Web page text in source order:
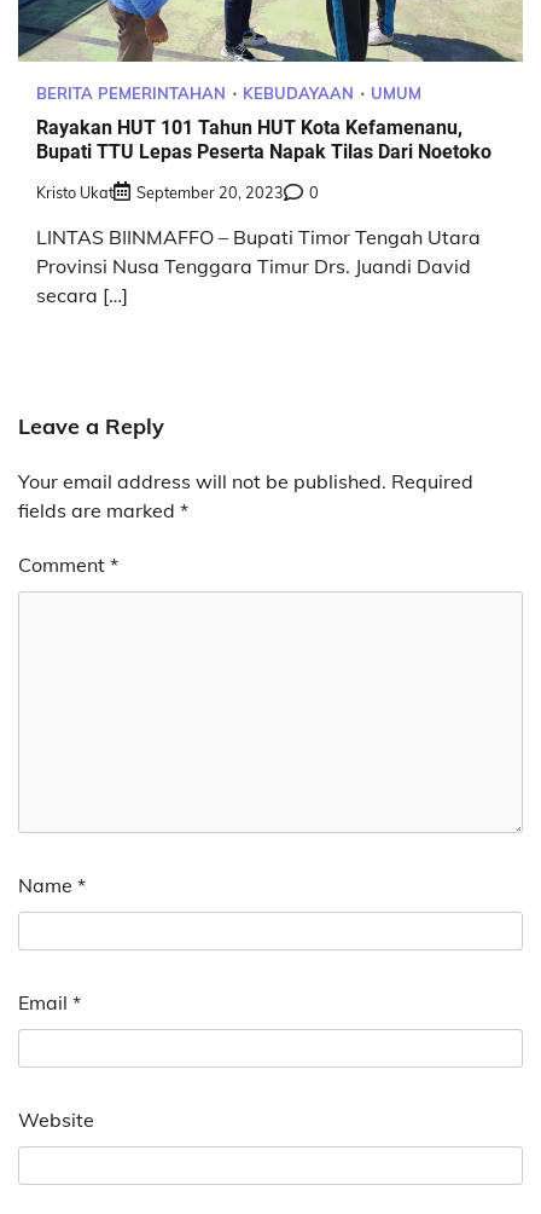
BERITA PEMERINTAHAN KEBUDAYAAN UMUM
Rayakan HUT 101 Tahun HUT Kota Kefamenanu,
Bupati TTU Lepas Peserta Napak Tilas Dari Noetoko
Kristo Ukat September 20, 2023 0
LINTAS BIINMAFFO – Bupati Timor Tengah Utara
Provinsi Nusa Tenggara Timur Drs. Juandi David
secara […]
Leave a Reply
Your email address will not be published. Required
fields are marked *
Comment *
Name *
Email *
Website